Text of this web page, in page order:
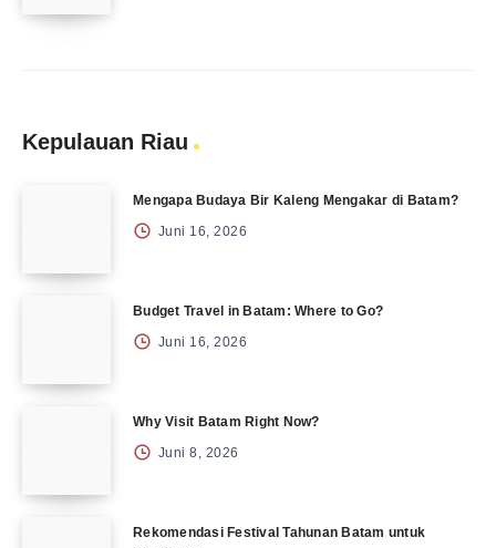
Kepulauan Riau
Mengapa Budaya Bir Kaleng Mengakar di Batam?
Juni 16, 2026
Budget Travel in Batam: Where to Go?
Juni 16, 2026
Why Visit Batam Right Now?
Juni 8, 2026
Rekomendasi Festival Tahunan Batam untuk